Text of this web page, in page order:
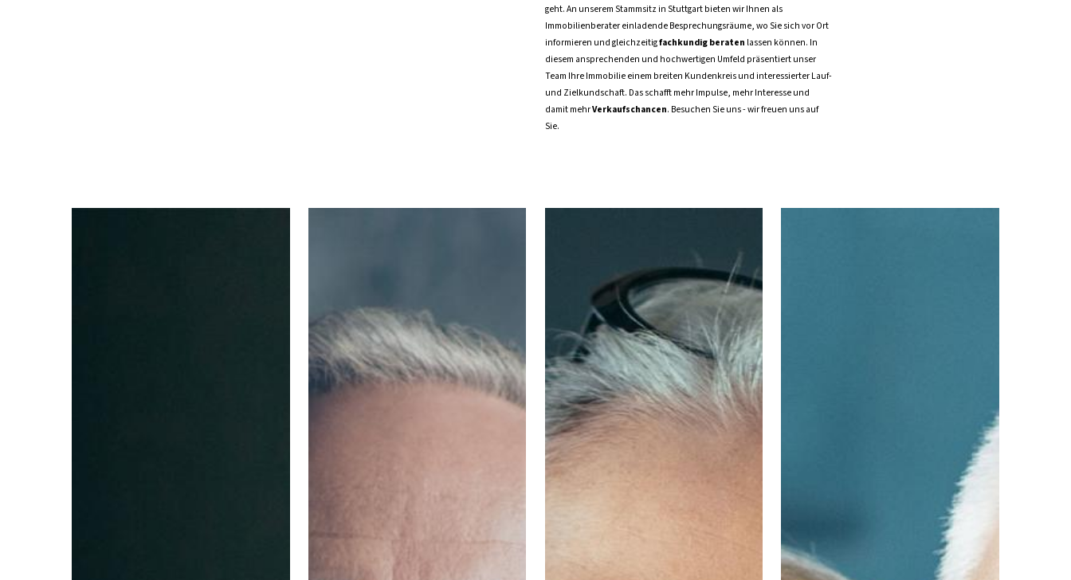
geht. An unserem Stammsitz in Stuttgart bieten wir Ihnen als
Immobilienberater einladende Besprechungsräume, wo Sie sich vor Ort
informieren und gleichzeitigfachkundig beraten lassen können. In
diesem ansprechenden und hochwertigen Umfeld präsentiert unser
Team Ihre Immobilie einem breiten Kundenkreis und interessierter Lauf-
und Zielkundschaft. Das schafft mehr Impulse, mehr Interesse und
damit mehrVerkaufschancen. Besuchen Sie uns - wir freuen uns auf
Sie.